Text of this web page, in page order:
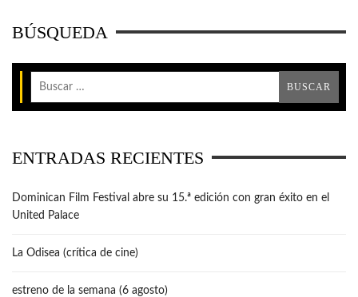
BÚSQUEDA
ENTRADAS RECIENTES
Dominican Film Festival abre su 15.ª edición con gran éxito en el
United Palace
La Odisea (crítica de cine)
estreno de la semana (6 agosto)